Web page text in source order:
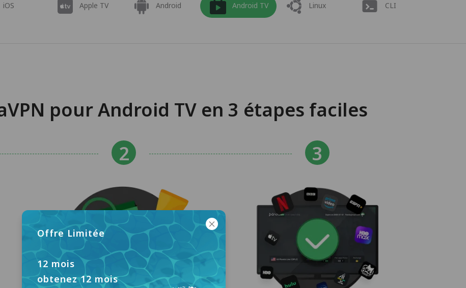
iOS Apple TV Android Android TV Linux CLI
pour Android TV en 3 étapes faciles
Offre Limitée
12 mois
obtenez 12 mois